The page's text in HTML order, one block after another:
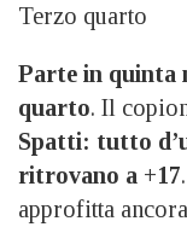
Terzo quarto
Parte in quinta
quarto. Il
Spatti: tutto
ritrovano a +17
approfitta